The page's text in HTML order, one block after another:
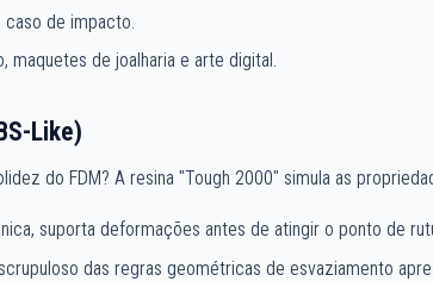
de impacto.
maquetes de joalharia e arte digital.
Like)
do FDM? A resina "Tough 2000" simula as
suporta deformações antes de atingir o ponto de
das regras geométricas de esvaziamento